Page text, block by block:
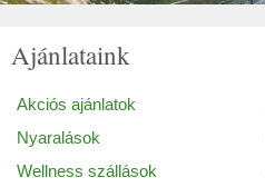
Ajánlataink
Akciós ajánlatok
Nyaralások
Wellness szállások